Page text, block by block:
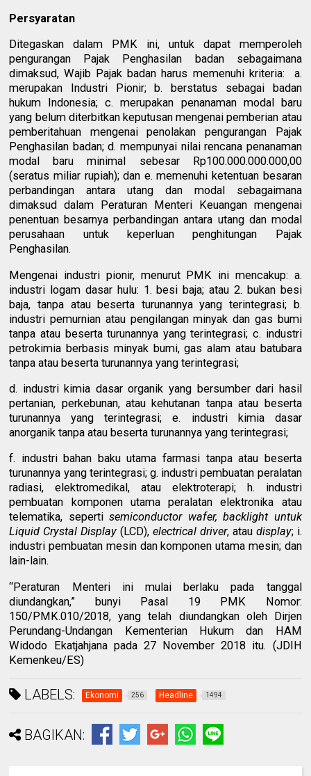
Persyaratan
Ditegaskan dalam PMK ini, untuk dapat memperoleh
pengurangan Pajak Penghasilan badan sebagaimana
dimaksud, Wajib Pajak badan harus memenuhi kriteria: a.
merupakan Industri Pionir; b. berstatus sebagai badan
hukum Indonesia; c. merupakan penanaman modal baru
yang belum diterbitkan keputusan mengenai pemberian atau
pemberitahuan mengenai penolakan pengurangan Pajak
Penghasilan badan; d. mempunyai nilai rencana penanaman
modal baru minimal sebesar Rp100.000.000.000,00
(seratus miliar rupiah); dan e. memenuhi ketentuan besaran
perbandingan antara utang dan modal sebagaimana
dimaksud dalam Peraturan Menteri Keuangan mengenai
penentuan besarnya perbandingan antara utang dan modal
perusahaan untuk keperluan penghitungan Pajak
Penghasilan.
Mengenai industri pionir, menurut PMK ini mencakup: a.
industri logam dasar hulu: 1. besi baja; atau 2. bukan besi
baja, tanpa atau beserta turunannya yang terintegrasi; b.
industri pemurnian atau pengilangan minyak dan gas bumi
tanpa atau beserta turunannya yang terintegrasi; c. industri
petrokimia berbasis minyak bumi, gas alam atau batubara
tanpa atau beserta turunannya yang terintegrasi;
d. industri kimia dasar organik yang bersumber dari hasil
pertanian, perkebunan, atau kehutanan tanpa atau beserta
turunannya yang terintegrasi; e. industri kimia dasar
anorganik tanpa atau beserta turunannya yang terintegrasi;
f. industri bahan baku utama farmasi tanpa atau beserta
turunannya yang terintegrasi; g. industri pembuatan peralatan
radiasi, elektromedikal, atau elektroterapi; h. industri
pembuatan komponen utama peralatan elektronika atau
telematika, sepertisemiconductor wafer, backlight untuk
Liquid Crystal Display (LCD), electrical driver, atau display; i.
industri pembuatan mesin dan komponen utama mesin; dan
lain-lain.
“Peraturan Menteri ini mulai berlaku pada tanggal
diundangkan,” bunyi Pasal 19 PMK Nomor:
150/PMK.010/2018, yang telah diundangkan oleh Dirjen
Perundang-Undangan Kementerian Hukum dan HAM
Widodo Ekatjahjana pada 27 November 2018 itu. (JDIH
Kemenkeu/ES)
LABELS: Ekonomi 256 Headline 1494
BAGIKAN: